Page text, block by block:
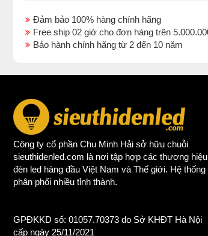
Đảm bảo 100% hàng chính hãng
Free ship 02 giờ cho đơn hàng trên
Bảo hành chính hãng từ 2 đến 10 năm
Công ty cổ phần Chu Minh Hải sở hữu chuỗi
sieuthidenled.com là nơi tập hợp các thương hiệu
đèn led hàng đầu Việt Nam và Thế giới. Hệ thống
phân phối nhiều tỉnh thành.
GPĐKKD số: 01057.70373 do Sở KHĐT Hà Nội
cấp ngày 25/11/2021